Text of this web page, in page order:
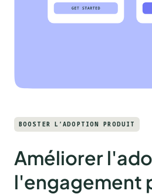
BOOSTER L’ADOPTION PRODUIT
Améliorer
l'engagement